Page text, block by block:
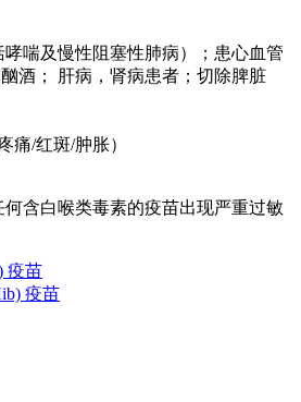
喘及慢性阻塞性肺病）；患心血管
酒； 肝病，肾病患者；切除脾脏
痛/红斑/肿胀）
含白喉类毒素的疫苗出现严重过敏
疫苗